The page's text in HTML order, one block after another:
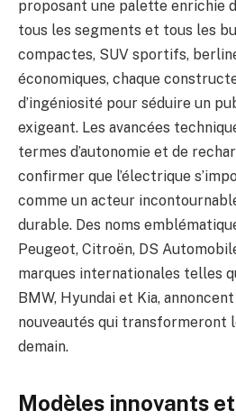
proposant une palette enrichie
tous les segments et tous les
compactes, SUV sportifs,
économiques, chaque
d’ingéniosité pour séduire un
exigeant. Les avancées
termes d’autonomie et de
confirmer que l’électrique
comme un acteur
durable. Des noms
Peugeot, Citroën, DS
marques internationales telles
BMW, Hyundai et Kia,
nouveautés qui transformeront
demain.
Modèles innovants